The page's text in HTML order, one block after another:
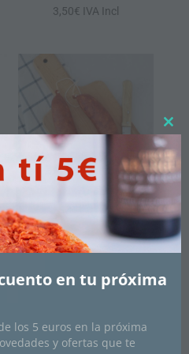
3,50€ IVA Incl
Longaniza de
sobrasada
3,95€IVA Incl
en tu próxima
los 5 euros en la próxima
y ofertas que te